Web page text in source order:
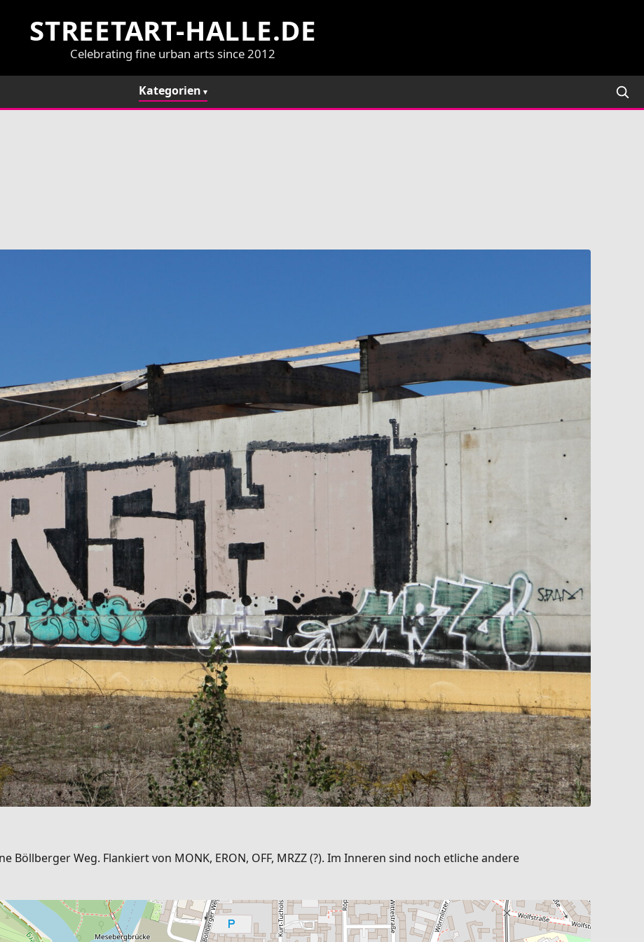
STREETART-HALLE.DE
Celebrating fine urban arts since 2012
Kategorien
Weg. Flankiert von MONK, ERON, OFF, MRZZ (?). Im Inneren sind noch etliche andere